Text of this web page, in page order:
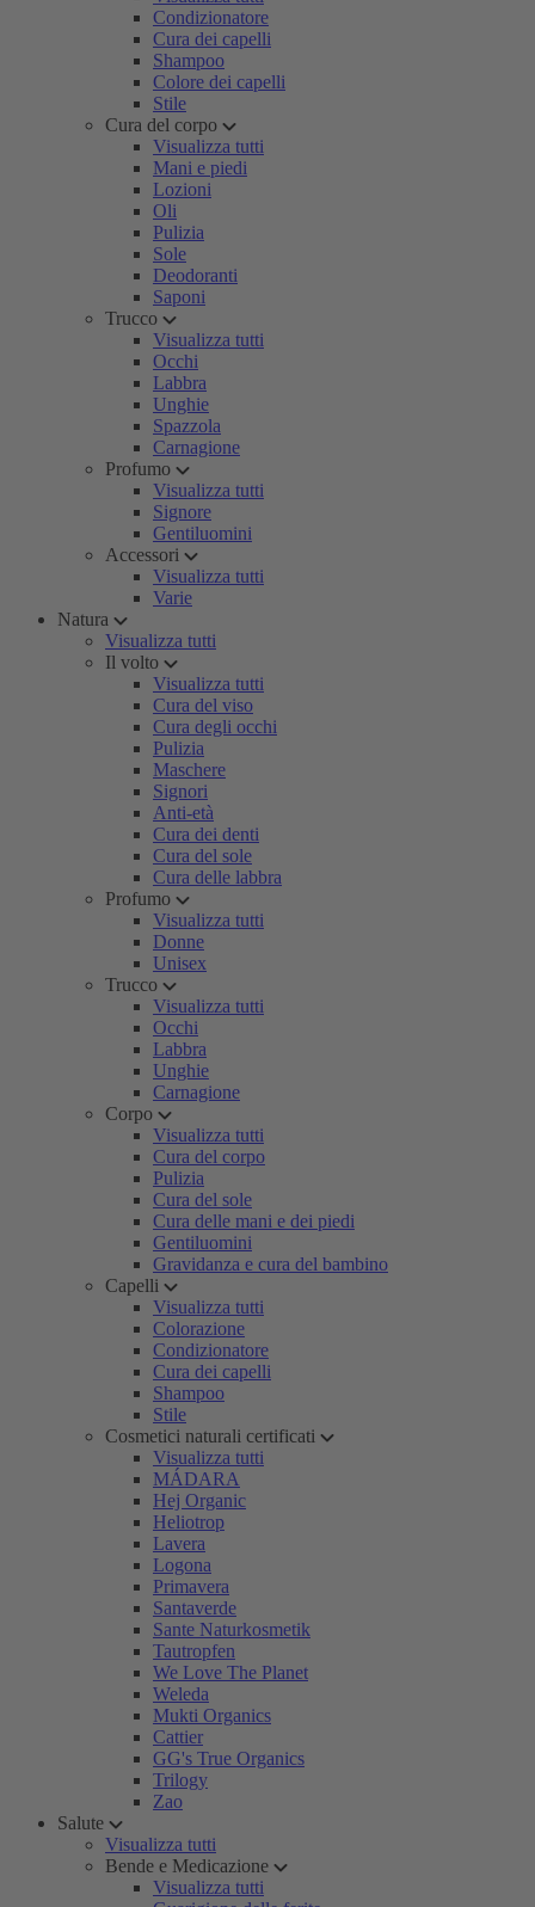
Condizionatore
Cura dei capelli
Shampoo
Colore dei capelli
Stile
Cura del corpo
Visualizza tutti
Mani e piedi
Lozioni
Oli
Pulizia
Sole
Deodoranti
Saponi
Trucco
Visualizza tutti
Occhi
Labbra
Unghie
Spazzola
Carnagione
Profumo
Visualizza tutti
Signore
Gentiluomini
Accessori
Visualizza tutti
Varie
Natura
Visualizza tutti
Il volto
Visualizza tutti
Cura del viso
Cura degli occhi
Pulizia
Maschere
Signori
Anti-età
Cura dei denti
Cura del sole
Cura delle labbra
Profumo
Visualizza tutti
Donne
Unisex
Trucco
Visualizza tutti
Occhi
Labbra
Unghie
Carnagione
Corpo
Visualizza tutti
Cura del corpo
Pulizia
Cura del sole
Cura delle mani e dei piedi
Gentiluomini
Gravidanza e cura del bambino
Capelli
Visualizza tutti
Colorazione
Condizionatore
Cura dei capelli
Shampoo
Stile
Cosmetici naturali certificati
Visualizza tutti
MÁDARA
Hej Organic
Heliotrop
Lavera
Logona
Primavera
Santaverde
Sante Naturkosmetik
Tautropfen
We Love The Planet
Weleda
Mukti Organics
Cattier
GG's True Organics
Trilogy
Zao
Salute
Visualizza tutti
Bende e Medicazione
Visualizza tutti